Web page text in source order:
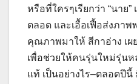
หรือที่ใครๆเรียกว่า “นาย
ตลอด และเอื้อเฟื้อส่งภา
คุณภาพมาให้ สีกาอ่าง เผ
เพื่อช่วยให้คนรุ่นใหม่รุ่นห
แท้ เป็นอย่างไร–ตลอดปี